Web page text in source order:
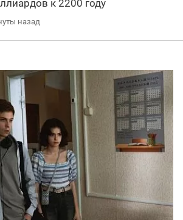
к 2200 году
назад